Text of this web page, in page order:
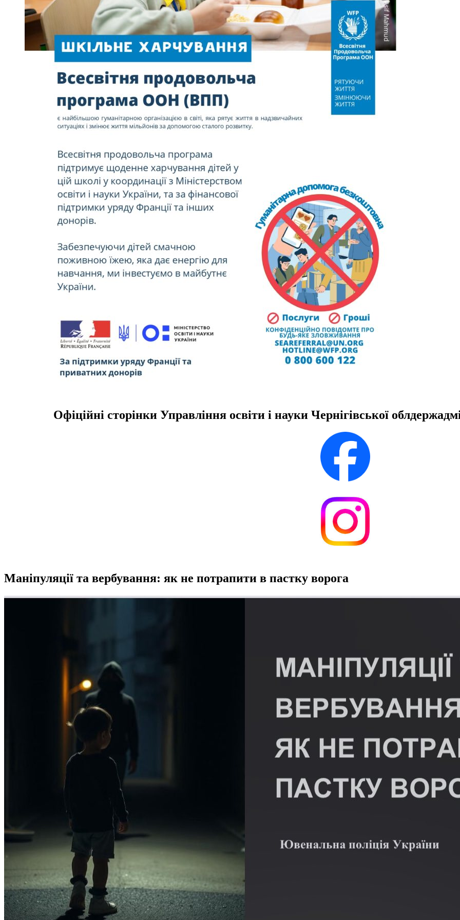
Офіційні сторінки Управління освіти і науки Чернігівської
Маніпуляції та вербування: як не потрапити в пастку ворога